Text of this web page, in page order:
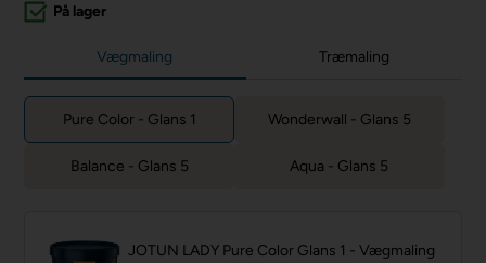
På lager
Vægmaling Træmaling
Pure Color - Glans 1 Wonderwall - Glans 5
Balance - Glans 5 Aqua - Glans 5
JOTUN LADY Pure Color Glans 1 - Vægmaling